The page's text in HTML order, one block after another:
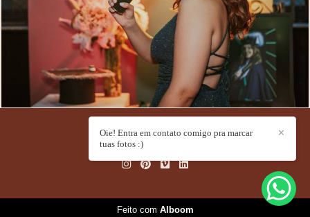
571
GABI LAZZARINI CONTATO
✕
Oie! Entra em contato comigo pra marcar
tuas fotos :)
Feito com Alboom